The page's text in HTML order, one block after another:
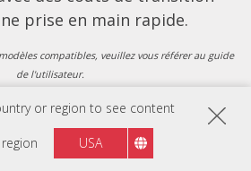
or region to see content
USA
prise en main rapide.
compatibles, veuillez vous référer au guide
de l'utilisateur.